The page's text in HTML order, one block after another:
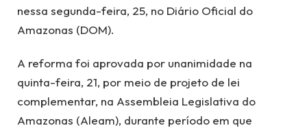
nessa segunda-feira, 25, no Diário Oficial do
Amazonas (DOM).
A reforma foi aprovada por unanimidade na
quinta-feira, 21, por meio de projeto de lei
complementar, na Assembleia Legislativa do
Amazonas (Aleam), durante período em que